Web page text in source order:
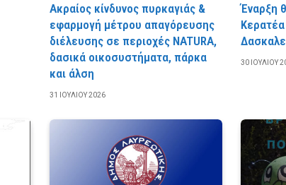
Ακραίος κίνδυνος πυρκαγιάς &
εφαρμογή μέτρου απαγόρευσης
διέλευσης σε περιοχές NATURA,
δασικά οικοσυστήματα, πάρκα
και άλση
31 ΙΟΥΛΊΟΥ 2026
Έναρξη
30 ΙΟΥΛΊΟΥ